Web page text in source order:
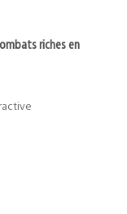
riches en